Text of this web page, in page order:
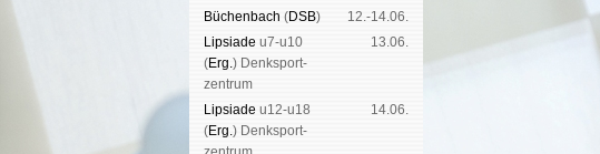
Büchen­bach (DSB)
12.-14.06.
Lipsiade u7-u10
(Erg.) Denk­sport­
zen­trum
13.06.
Lipsiade u12-u18
(Erg.) Denk­sport­
14.06.